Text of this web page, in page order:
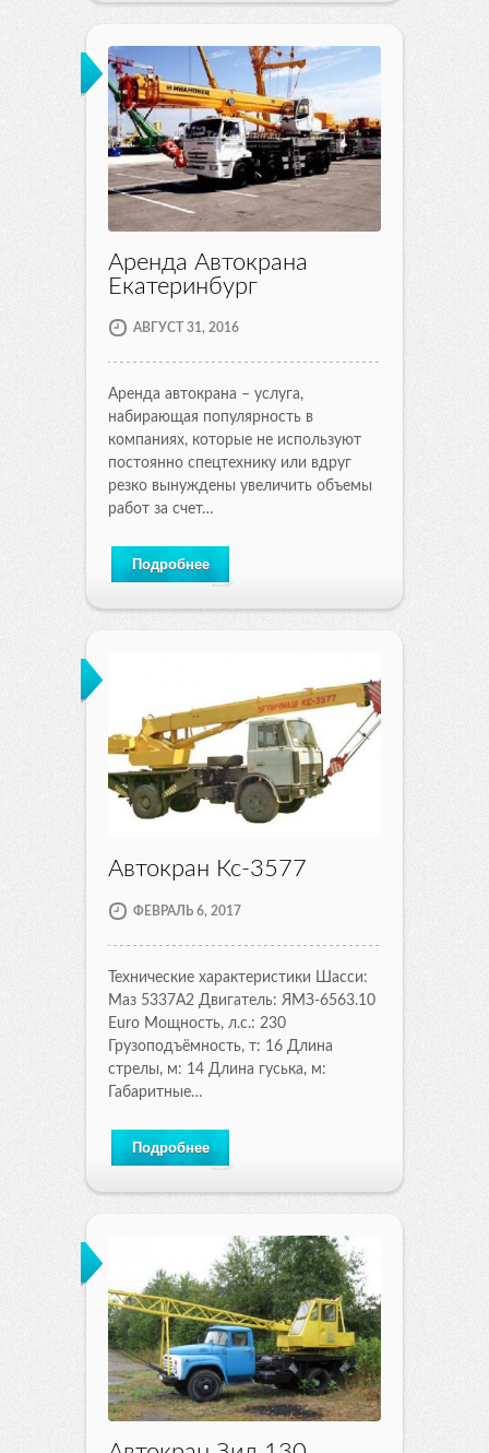
Аренда Автокрана
Екатеринбург
АВГУСТ 31, 2016
Аренда автокрана – услуга,
набирающая популярность в
компаниях, которые не используют
постоянно спецтехнику или вдруг
резко вынуждены увеличить объемы
работ за счет…
Подробнее
Автокран Кс-3577
ФЕВРАЛЬ 6, 2017
Технические характеристики Шасси:
Маз 5337А2 Двигатель: ЯМЗ-6563.10
Euro Мощность, л.с.: 230
Грузоподъёмность, т: 16 Длина
стрелы, м: 14 Длина гуська, м:
Габаритные…
Подробнее